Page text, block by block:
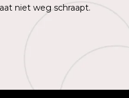
niet weg schraapt.